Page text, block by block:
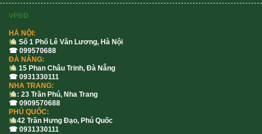
VPĐD
HÀ NỘI:
Số 1 Phố Lê Văn Lương, Hà Nội
☎ 099570688
ĐÀ NẴNG:
15 Phan Châu Trinh, Đà Nẵng
☎ 0931330111
NHA TRANG:
: 23 Trần Phú, Nha Trang
☎ 0909570688
PHÚ QUỐC:
42 Trần Hưng Đạo, Phú Quốc
☎ 0931330111